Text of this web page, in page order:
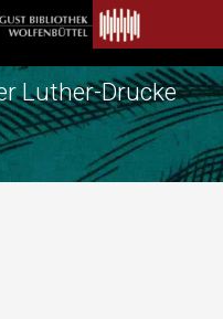
Luther-Drucke